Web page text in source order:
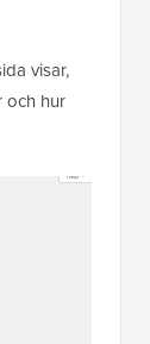
visar,
och hur